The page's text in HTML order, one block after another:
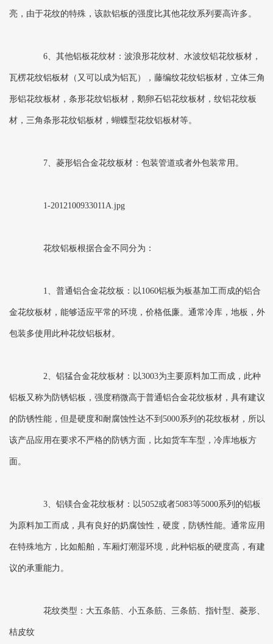
亮，由于花纹的特殊，该款铝板的强度比其他花纹系列要高许多。
6、其他铝板花纹材：波浪形花纹材、水波纹铝花纹板材，
瓦楞花纹铝板材（又可以成为铝瓦），藤编纹花纹铝板材，立体三角
形铝花纹板材，条形花纹铝板材，鹅卵石铝花纹板材，纹铝花纹板
材，三角条形花纹铝板材，蝴蝶型花纹铝板材等。
7、菱形铝合金花纹板材：包装管道或者外包装常用。
1-2012100933011A.jpg
花纹铝板根据合金不同分为：
1、普通铝合金花纹板：以1060铝板为板基加工而成的铝合
金花纹板材，能够适应平常的环境，价格低廉。通常冷库，地板，外
包装多使用此种花纹铝板材。
2、铝猛合金花纹板材：以3003为主要原料加工而成，此种
铝板又称为防锈铝板，强度稍微高于普通铝合金花纹板材，具有建议
的防锈性能，但是硬度和耐腐蚀性达不到5000系列的花纹板材，所以
该产品应用在要求不严格的防锈方面，比如货车车型，冷库地板方
面。
3、铝镁合金花纹板材：以5052或者5083等5000系列的铝板
为原料加工而成，具有良好的奶腐蚀性，硬度，防锈性能。通常应用
在特殊地方，比如船舶，车厢灯潮湿环境，此种铝板的硬度高，有建
议的承重能力。
花纹类型：大五条筋、小五条筋、三条筋、指针型、菱形、
桔皮纹